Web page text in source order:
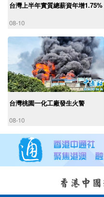
台灣上半年實質總薪資年增1.75%
08-10
台灣桃園一化工廠發生火警
08-10